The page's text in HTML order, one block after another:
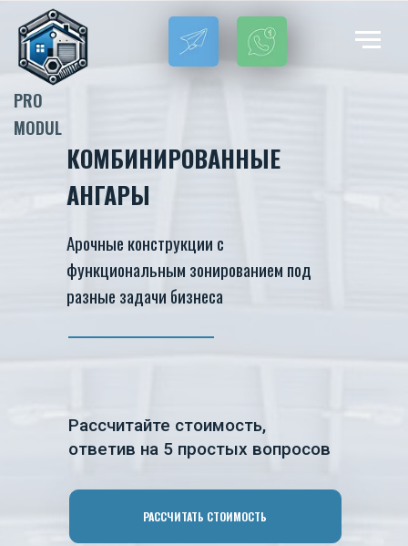
Арочные конструкции с
функциональным зонированием под
разные задачи бизнеса
КОМБИНИРОВАННЫЕ
АНГАРЫ
РАССЧИТАТЬ СТОИМОСТЬ
Рассчитайте стоимость,
ответив на 5 простых вопросов
PRO
MODUL